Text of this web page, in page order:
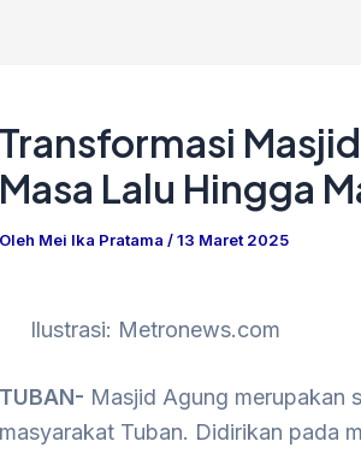
Transformasi
Masa Lalu Hingga
Oleh Mei Ika Pratama /13 Maret 2025
Ilustrasi: Metronews.com
TUBAN- Masjid Agung merupakan
masyarakat Tuban. Didirikan pada